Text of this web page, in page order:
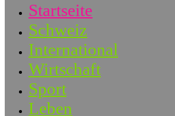
Startseite
Schweiz
International
Wirtschaft
Sport
Leben